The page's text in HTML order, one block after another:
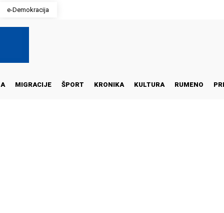
e-Demokracija
MIGRACIJE ŠPORT KRONIKA KULTURA RUMENO